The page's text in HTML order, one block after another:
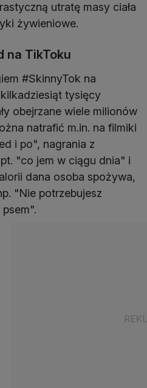
utratę masy ciała
żywieniowe.
na TikToku
#SkinnyTok na
tysięcy
obejrzane wiele milionów
natrafić m.in. na filmiki
i po", nagrania z
"co jem w ciągu dnia" i
dana osoba spożywa,
"Nie potrzebujesz